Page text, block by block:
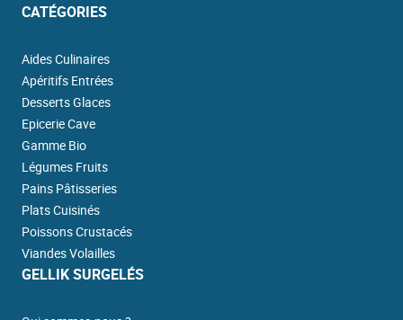
CATÉGORIES
Aides Culinaires
Apéritifs Entrées
Desserts Glaces
Epicerie Cave
Gamme Bio
Légumes Fruits
Pains Pâtisseries
Plats Cuisinés
Poissons Crustacés
Viandes Volailles
GELLIK SURGELÉS